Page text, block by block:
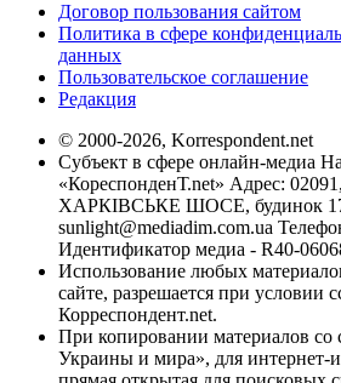
Договор пользования сайтом
Политика в сфере
данных
Пользовательское соглашение
Редакция
© 2000-2026, Korrespondent.net
Субъект в сфере онлайн-медиа
«КореспонденТ.net» Адрес:
ХАРКІВСЬКЕ ШОСЕ, будинок
sunlight@mediadim.com.ua
Идентификатор медиа - R40-
Использование любых
сайте, разрешается при условии
Корреспондент.net.
При копировании материалов со
Украины и мира», для интернет-